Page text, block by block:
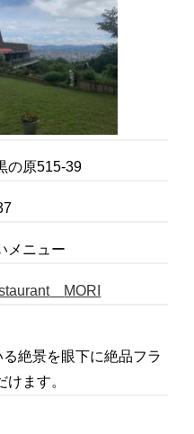
の原515-39
メニュー
MORI
絶景を眼下に絶品フラ
ます。